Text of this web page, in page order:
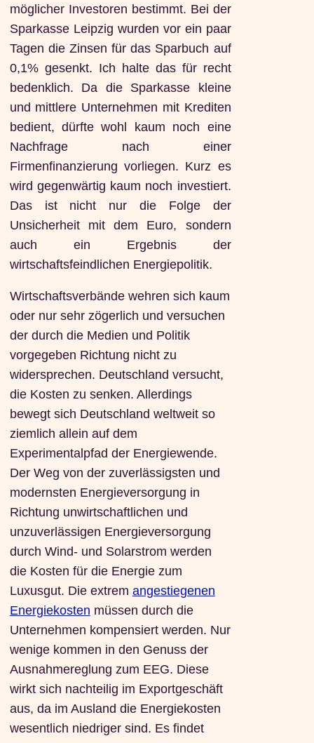
möglicher Investoren bestimmt. Bei der
Sparkasse Leipzig wurden vor ein paar
Tagen die Zinsen für das Sparbuch auf
0,1% gesenkt. Ich halte das für recht
bedenklich. Da die Sparkasse kleine
und mittlere Unternehmen mit Krediten
bedient, dürfte wohl kaum noch eine
Nachfrage nach einer
Firmenfinanzierung vorliegen. Kurz es
wird gegenwärtig kaum noch investiert.
Das ist nicht nur die Folge der
Unsicherheit mit dem Euro, sondern
auch ein Ergebnis der
wirtschaftsfeindlichen Energiepolitik.
Wirtschaftsverbände wehren sich kaum
oder nur sehr zögerlich und versuchen
der durch die Medien und Politik
vorgegeben Richtung nicht zu
widersprechen. Deutschland versucht,
die Kosten zu senken. Allerdings
bewegt sich Deutschland weltweit so
ziemlich allein auf dem
Experimentalpfad der Energiewende.
Der Weg von der zuverlässigsten und
modernsten Energieversorgung in
Richtung unwirtschaftlichen und
unzuverlässigen Energieversorgung
durch Wind- und Solarstrom werden
die Kosten für die Energie zum
Luxusgut. Die extrem angestiegenen
Energiekosten müssen durch die
Unternehmen kompensiert werden. Nur
wenige kommen in den Genuss der
Ausnahmereglung zum EEG. Diese
wirkt sich nachteilig im Exportgeschäft
aus, da im Ausland die Energiekosten
wesentlich niedriger sind. Es findet